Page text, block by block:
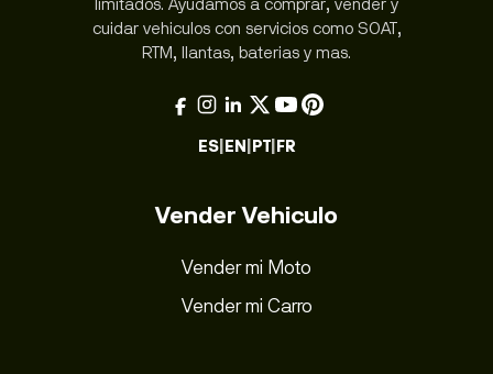
cuidar vehiculos con servicios como SOAT,
RTM, llantas, baterias y mas.
ES|EN|PT|FR
Vender Vehiculo
Vender mi Moto
Vender mi Carro